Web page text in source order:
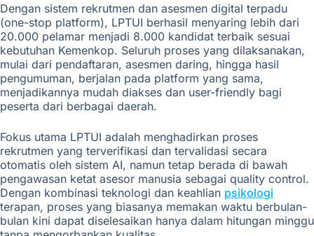
Dengan sistem rekrutmen dan asesmen digital terpadu
(one-stop platform), LPTUI berhasil menyaring lebih dari
20.000 pelamar menjadi 8.000 kandidat terbaik sesuai
kebutuhan Kemenkop. Seluruh proses yang dilaksanakan,
mulai dari pendaftaran, asesmen daring, hingga hasil
pengumuman, berjalan pada platform yang sama,
menjadikannya mudah diakses dan user-friendly bagi
peserta dari berbagai daerah.
Fokus utama LPTUI adalah menghadirkan proses
rekrutmen yang terverifikasi dan tervalidasi secara
otomatis oleh sistem AI, namun tetap berada di bawah
pengawasan ketat asesor manusia sebagai quality control.
Dengan kombinasi teknologi dan keahlian psikologi
terapan, proses yang biasanya memakan waktu berbulan-
bulan kini dapat diselesaikan hanya dalam hitungan minggu